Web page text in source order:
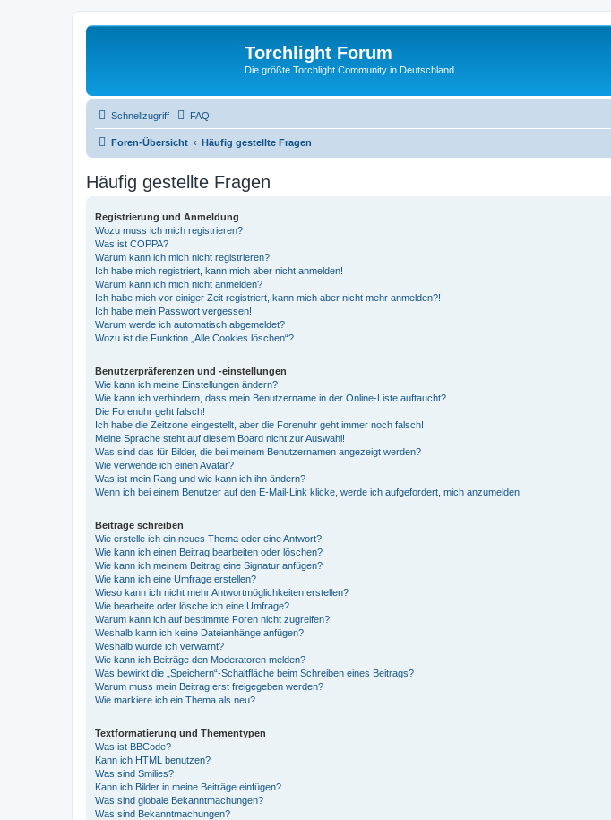
Torchlight Forum
Die größte Torchlight Community in Deutschland
Schnellzugriff FAQ
Foren-Übersicht Häufig gestellte Fragen
Häufig gestellte Fragen
Registrierung und Anmeldung
Wozu muss ich mich registrieren?
Was ist COPPA?
Warum kann ich mich nicht registrieren?
Ich habe mich registriert, kann mich aber nicht anmelden!
Warum kann ich mich nicht anmelden?
Ich habe mich vor einiger Zeit registriert, kann mich aber nicht mehr anmelden?!
Ich habe mein Passwort vergessen!
Warum werde ich automatisch abgemeldet?
Wozu ist die Funktion „Alle Cookies löschen“?
Benutzerpräferenzen und -einstellungen
Wie kann ich meine Einstellungen ändern?
Wie kann ich verhindern, dass mein Benutzername in der Online-Liste auftaucht?
Die Forenuhr geht falsch!
Ich habe die Zeitzone eingestellt, aber die Forenuhr geht immer noch falsch!
Meine Sprache steht auf diesem Board nicht zur Auswahl!
Was sind das für Bilder, die bei meinem Benutzernamen angezeigt werden?
Wie verwende ich einen Avatar?
Was ist mein Rang und wie kann ich ihn ändern?
Wenn ich bei einem Benutzer auf den E-Mail-Link klicke, werde ich aufgefordert, mich anzumelden.
Beiträge schreiben
Wie erstelle ich ein neues Thema oder eine Antwort?
Wie kann ich einen Beitrag bearbeiten oder löschen?
Wie kann ich meinem Beitrag eine Signatur anfügen?
Wie kann ich eine Umfrage erstellen?
Wieso kann ich nicht mehr Antwortmöglichkeiten erstellen?
Wie bearbeite oder lösche ich eine Umfrage?
Warum kann ich auf bestimmte Foren nicht zugreifen?
Weshalb kann ich keine Dateianhänge anfügen?
Weshalb wurde ich verwarnt?
Wie kann ich Beiträge den Moderatoren melden?
Was bewirkt die „Speichern“-Schaltfläche beim Schreiben eines Beitrags?
Warum muss mein Beitrag erst freigegeben werden?
Wie markiere ich ein Thema als neu?
Textformatierung und Thementypen
Was ist BBCode?
Kann ich HTML benutzen?
Was sind Smilies?
Kann ich Bilder in meine Beiträge einfügen?
Was sind globale Bekanntmachungen?
Was sind Bekanntmachungen?